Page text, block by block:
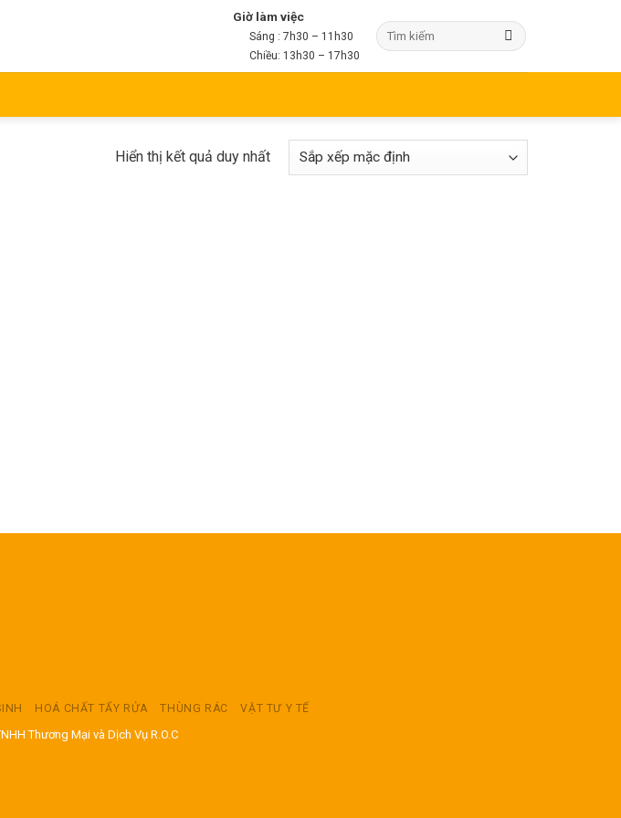
Giờ làm việc
Sáng : 7h30 – 11h30
Chiều: 13h30 – 17h30
Hiển thị kết quả duy nhất
HOÁ CHẤT TẨY RỬA THÙNG RÁC VẬT TƯ Y TẾ
Thương Mại và Dịch Vụ R.O.C